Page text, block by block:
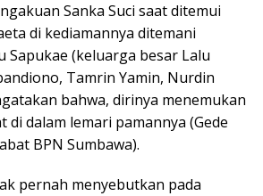
Sanka Suci saat ditemui
di kediamannya ditemani
Sapukae (keluarga besar Lalu
Tamrin Yamin, Nurdin
bahwa, dirinya menemukan
dalam lemari pamannya (Gede
BPN Sumbawa).
pernah menyebutkan pada